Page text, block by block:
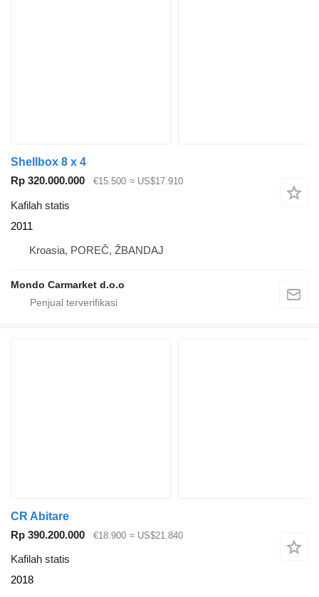
Shellbox 8 x 4
Rp 320.000.000
€15.500 ≈ US$17.910
Kafilah statis
2011
Kroasia, POREČ, ŽBANDAJ
Mondo Carmarket d.o.o
CR Abitare
Rp 390.200.000
€18.900 ≈ US$21.840
Kafilah statis
2018